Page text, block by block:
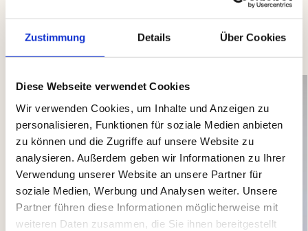
Zustimmung Details Über Cookies
Diese Webseite verwendet Cookies
Wir verwenden Cookies, um Inhalte und Anzeigen zu
personalisieren, Funktionen für soziale Medien anbieten
zu können und die Zugriffe auf unsere Website zu
analysieren. Außerdem geben wir Informationen zu Ihrer
Verwendung unserer Website an unsere Partner für
soziale Medien, Werbung und Analysen weiter. Unsere
Partner führen diese Informationen möglicherweise mit
weiteren Daten zusammen, die Sie ihnen bereitgestellt
Teamgeist und Qualität im Training.
Herzlichen Glückwunsch!